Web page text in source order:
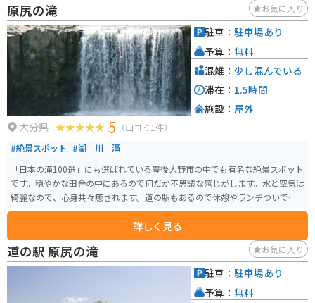
原尻の滝 お気に入り
大分県 5 （口コミ1件）
#絶景スポット #湖｜川｜滝
「日本の滝100選」にも選ばれている豊後大野市の中でも有名な絶景スポット
です。穏やかな田舎の中にあるので何だか不思議な感じがします。水と空気は
綺麗なので、心身共々癒されます。道の駅もあるので休憩やランチついでに
寄るのがオススメです。
詳しく見る
駐車： 駐車場あり
予算： 無料
混雑： 少し混んでいる
滞在： 1.5時間
施設： 屋外
道の駅 原尻の滝 お気に入り
駐車： 駐車場あり
予算： 無料